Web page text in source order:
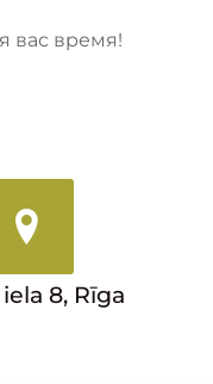
вас время!
8, Rīga